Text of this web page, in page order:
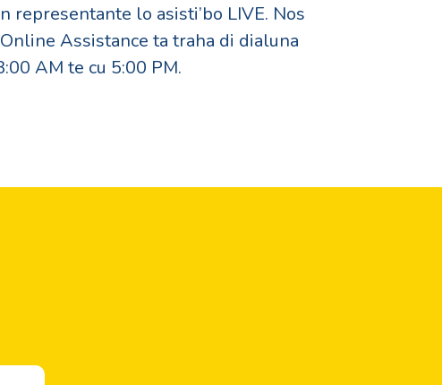
representante lo asisti’bo LIVE. Nos
Assistance ta traha di dialuna
AM te cu 5:00 PM.